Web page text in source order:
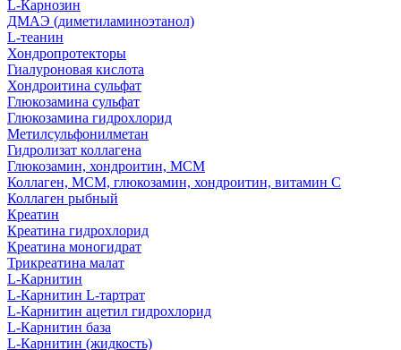
L-Карнозин
ДМАЭ (диметиламиноэтанол)
L-теанин
Хондропротекторы
Гиалуроновая кислота
Хондроитина сульфат
Глюкозамина сульфат
Глюкозамина гидрохлорид
Метилсульфонилметан
Гидролизат коллагена
Глюкозамин, хондроитин, МСМ
Коллаген, МСМ, глюкозамин, хондроитин, витамин С
Коллаген рыбный
Креатин
Креатина гидрохлорид
Креатина моногидрат
Трикреатина малат
L-Карнитин
L-Карнитин L-тартрат
L-Карнитин ацетил гидрохлорид
L-Карнитин база
L-Карнитин (жидкость)